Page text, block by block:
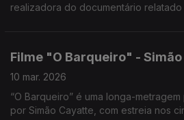
realizadora do documentário relatado
Filme "O Barqueiro" -
10 mar. 2026
“O Barqueiro” é uma longa-
por Simão Cayatte, com estreia nos